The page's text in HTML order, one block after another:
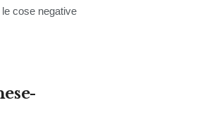
cose negative